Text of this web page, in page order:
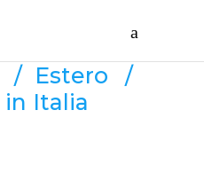
/ Estero
/
Italia